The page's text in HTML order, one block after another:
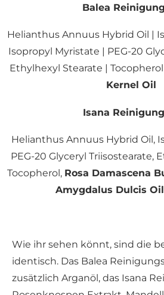
Balea
Helianthus Annuus Hybrid Oil |
Isopropyl Myristate | PEG-20
Ethylhexyl Stearate | Tocopherol
Kernel Oil
Isana
Helianthus Annuus Hybrid Oil,
PEG-20 Glyceryl Triisostearate,
Tocopherol, Rosa Damascena
Amygdalus Dulcis
Wie ihr sehen könnt, sind die
identisch. Das Balea
zusätzlich Arganöl, das Isana